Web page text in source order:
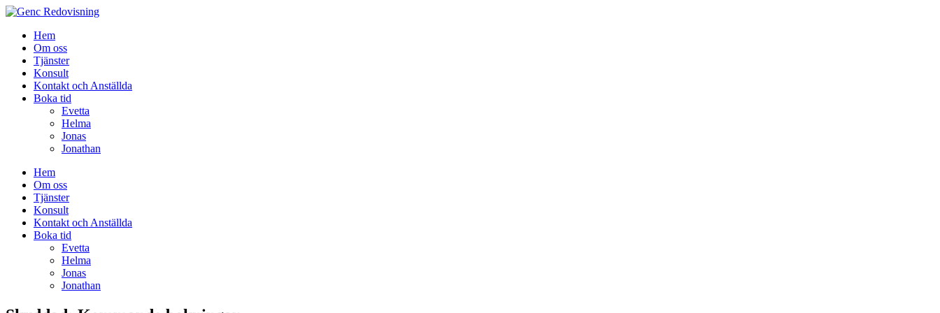
Hem
Om oss
Tjänster
Konsult
Kontakt och Anställda
Boka tid
Evetta
Helma
Jonas
Jonathan
Hem
Om oss
Tjänster
Konsult
Kontakt och Anställda
Boka tid
Evetta
Helma
Jonas
Jonathan